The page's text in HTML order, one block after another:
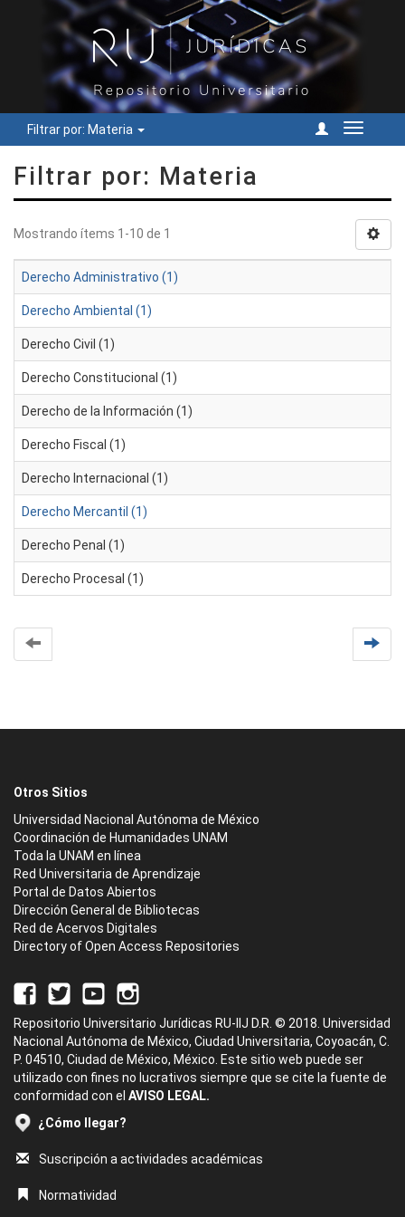
Filtrar por: Materia
Cambiar
Filtrar por: Materia
Mostrando ítems 1-10 de 1
Derecho Administrativo (1)
Derecho Ambiental (1)
Derecho Civil (1)
Derecho Constitucional (1)
Derecho de la Información (1)
Derecho Fiscal (1)
Derecho Internacional (1)
Derecho Mercantil (1)
Derecho Penal (1)
Derecho Procesal (1)
Otros Sitios
Universidad Nacional Autónoma de México
Coordinación de Humanidades UNAM
Toda la UNAM en línea
Red Universitaria de Aprendizaje
Portal de Datos Abiertos
Dirección General de Bibliotecas
Red de Acervos Digitales
Directory of Open Access Repositories
Repositorio Universitario Jurídicas RU-IIJ D.R. © 2018. Universidad
Nacional Autónoma de México, Ciudad Universitaria, Coyoacán, C.
P. 04510, Ciudad de México, México. Este sitio web puede ser
utilizado con fines no lucrativos siempre que se cite la fuente de
conformidad con el AVISO LEGAL.
¿Cómo llegar?
Suscripción a actividades académicas
Normatividad